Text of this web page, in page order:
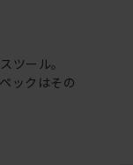
ツール。
ックはその